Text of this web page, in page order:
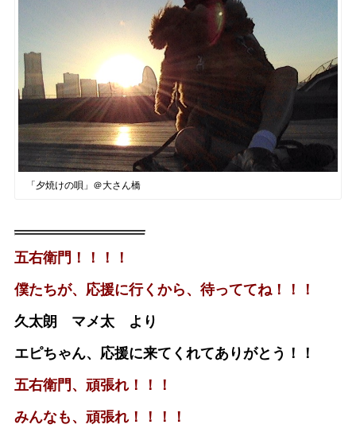
「夕焼けの唄」＠大さん橋
五右衛門！！！！
僕たちが、応援に行くから、待っててね！！！
久太朗 マメ太 より
エピちゃん、応援に来てくれてありがとう！！
五右衛門、頑張れ！！！
みんなも、頑張れ！！！！